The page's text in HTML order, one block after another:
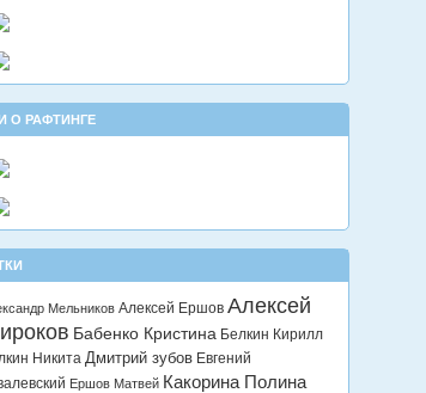
О РАФТИНГЕ
Мельников Алексей Ершов Алексей
Бабенко Кристина Белкин Кирилл
Никита Дмитрий зубов Евгений
Ершов Матвей Какорина Полина